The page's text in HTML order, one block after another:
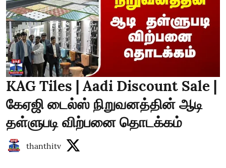
KAG Tiles | Aadi Discount Sale |
கேஏஜி டைல்ஸ் நிறுவனத்தின் ஆடி
தள்ளுபடி விற்பனை தொடக்கம்
thanthitv